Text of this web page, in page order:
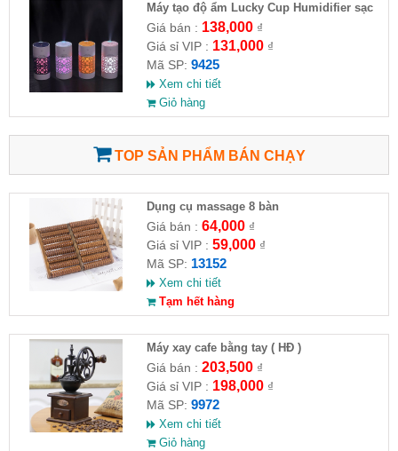
Máy tạo độ ẩm Lucky Cup Humidifier sạc
USB có đèn LED
Giá bán : 138,000₫
Giá sỉ VIP : 131,000₫
Mã SP: 9425
Xem chi tiết
Giỏ hàng
TOP SẢN PHẨM BÁN CHẠY
Dụng cụ massage 8 bàn
Giá bán : 64,000₫
Giá sỉ VIP : 59,000₫
Mã SP: 13152
Xem chi tiết
Tạm hết hàng
Máy xay cafe bằng tay ( HĐ )
Giá bán : 203,500₫
Giá sỉ VIP : 198,000₫
Mã SP: 9972
Xem chi tiết
Giỏ hàng